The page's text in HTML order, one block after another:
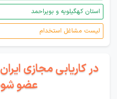
استان کهگیلویه و بویراحمد
لیست مشاغل استخدام
در کاریابی مجازی
عضو